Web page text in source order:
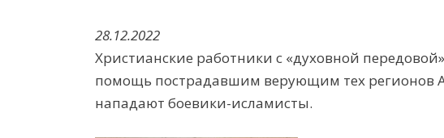
28.12.2022
Христианские работники с «духовной
помощь пострадавшим верующим тех регионов
нападают боевики-исламисты.